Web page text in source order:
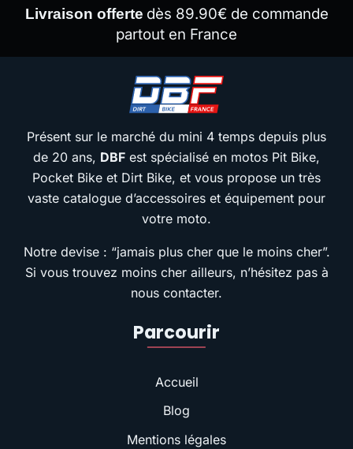
Livraison offerte dès 89.90€ de commande
partout en France
Présent sur le marché du mini 4 temps depuis plus
de 20 ans, DBF est spécialisé en motos Pit Bike,
Pocket Bike et Dirt Bike, et vous propose un très
vaste catalogue d’accessoires et équipement pour
votre moto.
Notre devise : “jamais plus cher que le moins cher”.
Si vous trouvez moins cher ailleurs, n’hésitez pas à
nous contacter.
Parcourir
Accueil
Blog
Mentions légales